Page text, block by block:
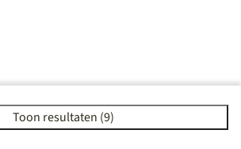
Toon resultaten (9)